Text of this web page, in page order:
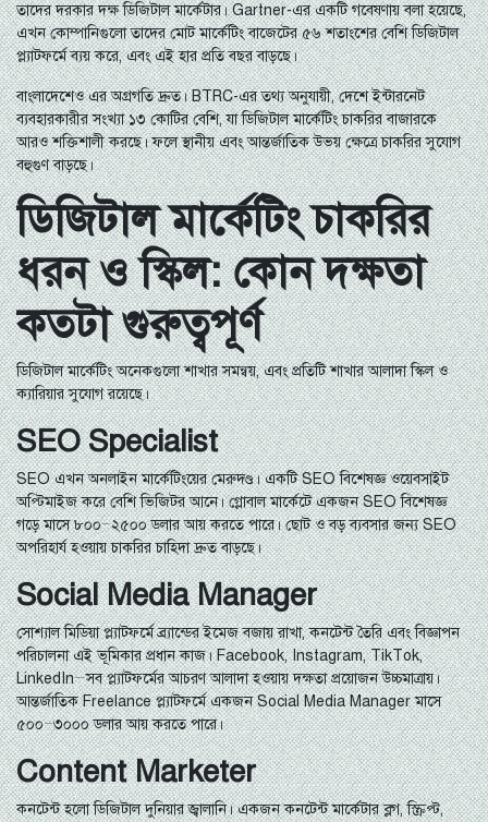
তাদের দরকার দক্ষ ডিজিটাল মার্কেটার। Gartner-এর একটি গবেষণায় বলা হয়েছে,
এখন কোম্পানিগুলো তাদের মোট মার্কেটিং বাজেটের ৫৬ শতাংশের বেশি ডিজিটাল
প্ল্যাটফর্মে ব্যয় করে, এবং এই হার প্রতি বছর বাড়ছে।
বাংলাদেশেও এর অগ্রগতি দ্রুত। BTRC-এর তথ্য অনুযায়ী, দেশে ইন্টারনেট
ব্যবহারকারীর সংখ্যা ১৩ কোটির বেশি, যা ডিজিটাল মার্কেটিং চাকরির বাজারকে
আরও শক্তিশালী করছে। ফলে স্থানীয় এবং আন্তর্জাতিক উভয় ক্ষেত্রে চাকরির সুযোগ
বহুগুণ বাড়ছে।
ডিজিটাল মার্কেটিং চাকরির
ধরন ও স্কিল: কোন দক্ষতা
কতটা গুরুত্বপূর্ণ
ডিজিটাল মার্কেটিং অনেকগুলো শাখার সমন্বয়, এবং প্রতিটি শাখার আলাদা স্কিল ও
ক্যারিয়ার সুযোগ রয়েছে।
SEO Specialist
SEO এখন অনলাইন মার্কেটিংয়ের মেরুদণ্ড। একটি SEO বিশেষজ্ঞ ওয়েবসাইট
অপ্টিমাইজ করে বেশি ভিজিটর আনে। গ্লোবাল মার্কেটে একজন SEO বিশেষজ্ঞ
গড়ে মাসে ৮০০–২৫০০ ডলার আয় করতে পারে। ছোট ও বড় ব্যবসার জন্য SEO
অপরিহার্য হওয়ায় চাকরির চাহিদা দ্রুত বাড়ছে।
Social Media Manager
সোশ্যাল মিডিয়া প্ল্যাটফর্মে ব্র্যান্ডের ইমেজ বজায় রাখা, কনটেন্ট তৈরি এবং বিজ্ঞাপন
পরিচালনা এই ভূমিকার প্রধান কাজ। Facebook, Instagram, TikTok,
LinkedIn—সব প্ল্যাটফর্মের আচরণ আলাদা হওয়ায় দক্ষতা প্রয়োজন উচ্চমাত্রায়।
আন্তর্জাতিক Freelance প্ল্যাটফর্মে একজন Social Media Manager মাসে
৫০০–৩০০০ ডলার আয় করতে পারে।
Content Marketer
কনটেন্ট হলো ডিজিটাল দুনিয়ার জ্বালানি। একজন কনটেন্ট মার্কেটার ব্লগ, স্ক্রিপ্ট,